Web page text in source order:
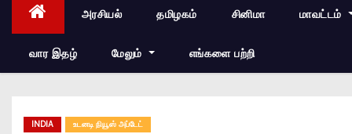
அரசியல் தமிழகம் சினிமா மாவட்டம்
வார இதழ் மேலும் எங்களை பற்றி
INDIA உடனடி நியூஸ் அப்டேட்